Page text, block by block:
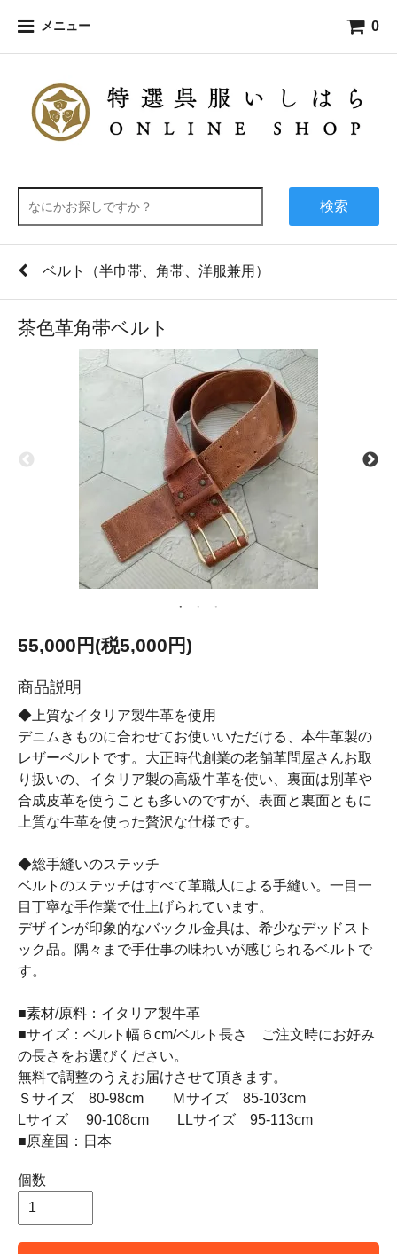
メニュー 0
検索
ベルト（半巾帯、角帯、洋服兼用）
茶色革角帯ベルト
55,000円(税5,000円)
商品説明
◆上質なイタリア製牛革を使用
デニムきものに合わせてお使いいただける、本牛革製の
レザーベルトです。大正時代創業の老舗革問屋さんお取
り扱いの、イタリア製の高級牛革を使い、裏面は別革や
合成皮革を使うことも多いのですが、表面と裏面ともに
上質な牛革を使った贅沢な仕様です。
◆総手縫いのステッチ
ベルトのステッチはすべて革職人による手縫い。一目一
目丁寧な手作業で仕上げられています。
デザインが印象的なバックル金具は、希少なデッドスト
ック品。隅々まで手仕事の味わいが感じられるベルトで
す。
■素材/原料：イタリア製牛革
■サイズ：ベルト幅６cm/ベルト長さ ご注文時にお好み
の長さをお選びください。
無料で調整のうえお届けさせて頂きます。
Ｓサイズ 80-98cm Ｍサイズ 85-103cm
Lサイズ 90-108cm LLサイズ 95-113cm
■原産国：日本
個数